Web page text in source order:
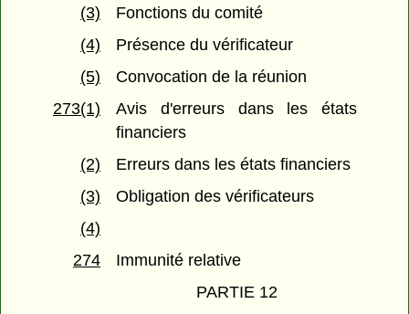
(3)
Fonctions du comité
(4)
Présence du vérificateur
(5)
Convocation de la réunion
273(1)
Avis d'erreurs dans les états
financiers
(2)
Erreurs dans les états financiers
(3)
Obligation des vérificateurs
(4)
274
Immunité relative
PARTIE 12